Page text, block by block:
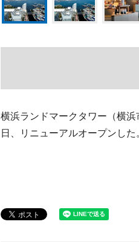
横浜ランドマークタワー（横
日、リニューアルオープンした。